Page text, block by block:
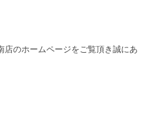
店のホームページをご覧頂き誠にあ